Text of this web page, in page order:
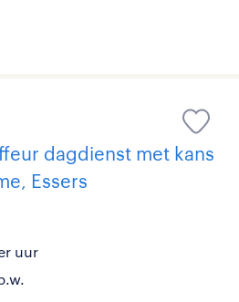
dagdienst met kans
Essers
uur